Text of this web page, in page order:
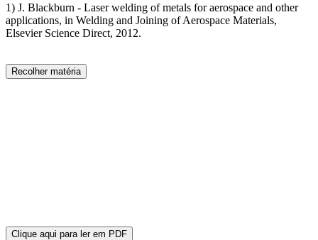
1) J. Blackburn - Laser welding of metals for aerospace and other
applications, in Welding and Joining of Aerospace Materials,
Elsevier Science Direct, 2012.
Recolher matéria
Clique aqui para ler em PDF